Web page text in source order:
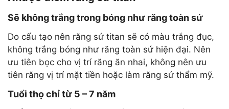
Sẽ không trắng trong bóng như răng toàn sứ
Do cấu tạo nên răng sứ titan sẽ có màu trắng đục,
không trắng bóng như răng toàn sứ hiện đại. Nên
ưu tiên bọc cho vị trí răng ăn nhai, không nên ưu
tiên răng vị trí mặt tiền hoặc làm răng sứ thẩm mỹ.
Tuổi thọ chỉ từ 5 – 7 năm